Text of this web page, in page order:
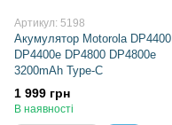
Артикул: 5198
Акумулятор Motorola DP4400
DP4400e DP4800 DP4800e
3200mAh Type-C
1 999 грн
В наявності